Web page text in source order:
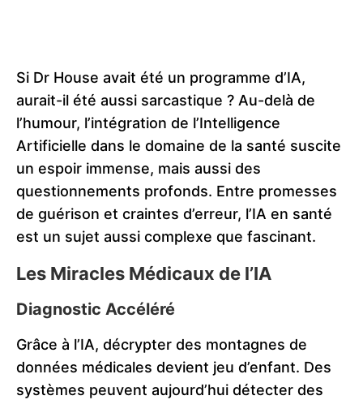
Si Dr House avait été un programme d’IA,
aurait-il été aussi sarcastique ? Au-delà de
l’humour, l’intégration de l’Intelligence
Artificielle dans le domaine de la santé suscite
un espoir immense, mais aussi des
questionnements profonds. Entre promesses
de guérison et craintes d’erreur, l’IA en santé
est un sujet aussi complexe que fascinant.
Les Miracles Médicaux de l’IA
Diagnostic Accéléré
Grâce à l’IA, décrypter des montagnes de
données médicales devient jeu d’enfant. Des
systèmes peuvent aujourd’hui détecter des